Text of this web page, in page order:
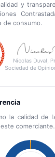
y
de consumo.
Nicolas Duval,
Sociedad de
la calidad de
comerciante.